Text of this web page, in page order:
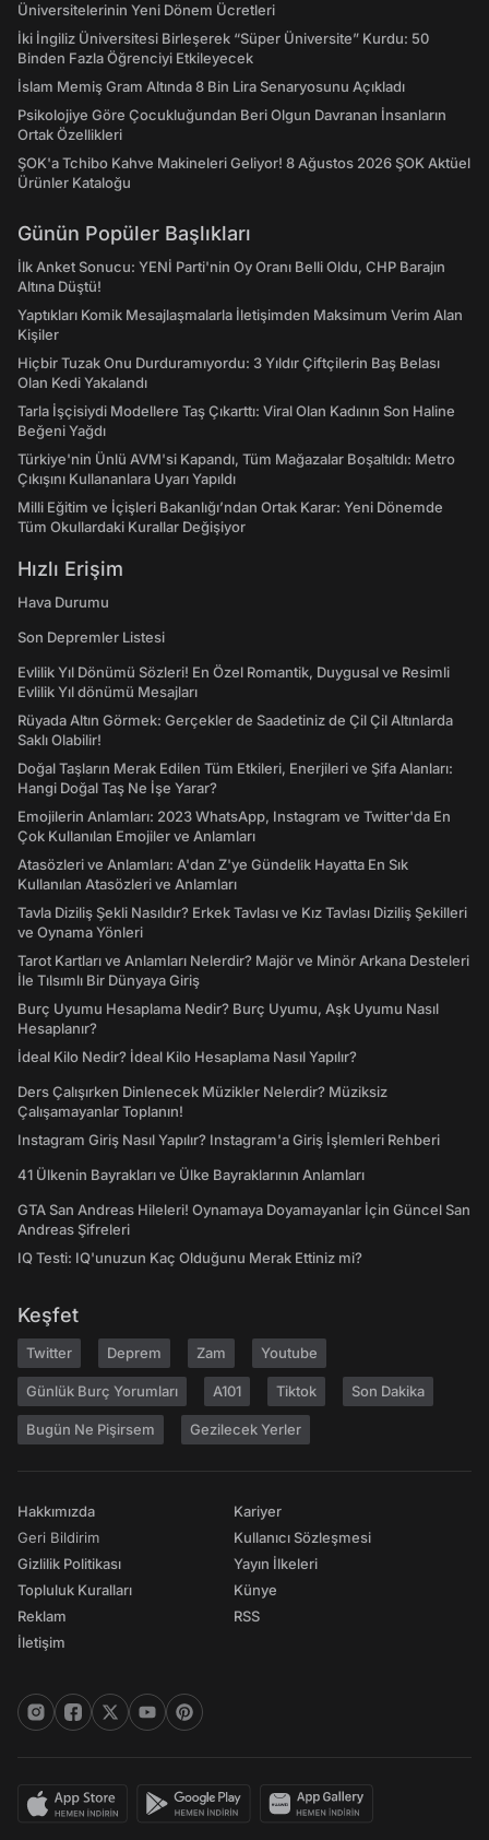
Üniversitelerinin Yeni Dönem Ücretleri
İki İngiliz Üniversitesi Birleşerek “Süper Üniversite” Kurdu: 50
Binden Fazla Öğrenciyi Etkileyecek
İslam Memiş Gram Altında 8 Bin Lira Senaryosunu Açıkladı
Psikolojiye Göre Çocukluğundan Beri Olgun Davranan İnsanların
Ortak Özellikleri
ŞOK'a Tchibo Kahve Makineleri Geliyor! 8 Ağustos 2026 ŞOK Aktüel
Ürünler Kataloğu
Günün Popüler Başlıkları
İlk Anket Sonucu: YENİ Parti'nin Oy Oranı Belli Oldu, CHP Barajın
Altına Düştü!
Yaptıkları Komik Mesajlaşmalarla İletişimden Maksimum Verim Alan
Kişiler
Hiçbir Tuzak Onu Durduramıyordu: 3 Yıldır Çiftçilerin Baş Belası
Olan Kedi Yakalandı
Tarla İşçisiydi Modellere Taş Çıkarttı: Viral Olan Kadının Son Haline
Beğeni Yağdı
Türkiye'nin Ünlü AVM'si Kapandı, Tüm Mağazalar Boşaltıldı: Metro
Çıkışını Kullananlara Uyarı Yapıldı
Milli Eğitim ve İçişleri Bakanlığı’ndan Ortak Karar: Yeni Dönemde
Tüm Okullardaki Kurallar Değişiyor
Hızlı Erişim
Hava Durumu
Son Depremler Listesi
Evlilik Yıl Dönümü Sözleri! En Özel Romantik, Duygusal ve Resimli
Evlilik Yıl dönümü Mesajları
Rüyada Altın Görmek: Gerçekler de Saadetiniz de Çil Çil Altınlarda
Saklı Olabilir!
Doğal Taşların Merak Edilen Tüm Etkileri, Enerjileri ve Şifa Alanları:
Hangi Doğal Taş Ne İşe Yarar?
Emojilerin Anlamları: 2023 WhatsApp, Instagram ve Twitter'da En
Çok Kullanılan Emojiler ve Anlamları
Atasözleri ve Anlamları: A'dan Z'ye Gündelik Hayatta En Sık
Kullanılan Atasözleri ve Anlamları
Tavla Diziliş Şekli Nasıldır? Erkek Tavlası ve Kız Tavlası Diziliş Şekilleri
ve Oynama Yönleri
Tarot Kartları ve Anlamları Nelerdir? Majör ve Minör Arkana Desteleri
İle Tılsımlı Bir Dünyaya Giriş
Burç Uyumu Hesaplama Nedir? Burç Uyumu, Aşk Uyumu Nasıl
Hesaplanır?
İdeal Kilo Nedir? İdeal Kilo Hesaplama Nasıl Yapılır?
Ders Çalışırken Dinlenecek Müzikler Nelerdir? Müziksiz
Çalışamayanlar Toplanın!
Instagram Giriş Nasıl Yapılır? Instagram'a Giriş İşlemleri Rehberi
41 Ülkenin Bayrakları ve Ülke Bayraklarının Anlamları
GTA San Andreas Hileleri! Oynamaya Doyamayanlar İçin Güncel San
Andreas Şifreleri
IQ Testi: IQ'unuzun Kaç Olduğunu Merak Ettiniz mi?
Keşfet
Twitter Deprem Zam Youtube
Günlük Burç Yorumları A101 Tiktok Son Dakika
Bugün Ne Pişirsem Gezilecek Yerler
Hakkımızda
Geri Bildirim
Gizlilik Politikası
Topluluk Kuralları
Reklam
İletişim
Kariyer
Kullanıcı Sözleşmesi
Yayın İlkeleri
Künye
RSS